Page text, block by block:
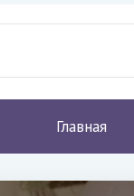
Главная